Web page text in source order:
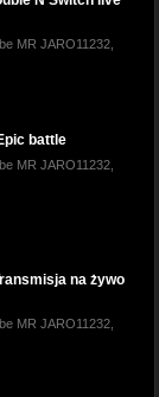
MR JARO11232,
battle
MR JARO11232,
na żywo
MR JARO11232,